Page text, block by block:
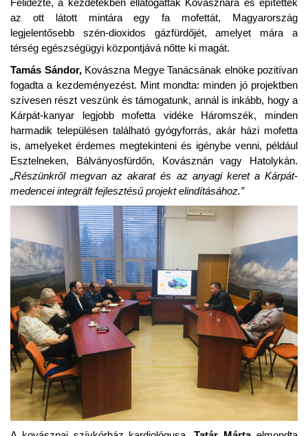
az ott látott mintára egy fa mofettát, Magyarország
legjelentősebb szén-dioxidos gázfürdőjét, amelyet mára a
térség egészségügyi központjává nőtte ki magát.
Tamás Sándor, Kovászna Megye Tanácsának elnöke pozitívan
fogadta a kezdeményezést. Mint mondta: minden jó projektben
szívesen részt veszünk és támogatunk, annál is inkább, hogy a
Kárpát-kanyar legjobb mofetta vidéke Háromszék, minden
harmadik településen található gyógyforrás, akár házi mofetta
is, amelyeket érdemes megtekinteni és igénybe venni, például
Esztelneken, Bálványosfürdőn, Kovásznán vagy Hatolykán.
„Részünkről megvan az akarat és az anyagi keret a Kárpát-
medencei integrált fejlesztésű projekt elindításához.”